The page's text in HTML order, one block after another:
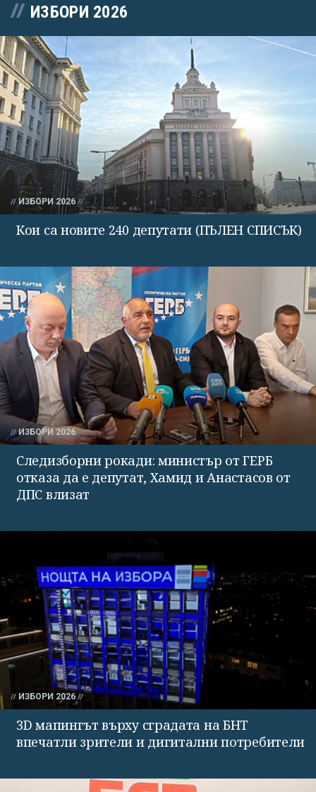
ИЗБОРИ 2026
ИЗБОРИ 2026
Кои са новите 240 депутати (ПЪЛЕН СПИСЪК)
ИЗБОРИ 2026
Следизборни рокади: министър от ГЕРБ
отказа да е депутат, Хамид и Анастасов от
ДПС влизат
ИЗБОРИ 2026
3D мапингът върху сградата на БНТ
впечатли зрители и дигитални потребители